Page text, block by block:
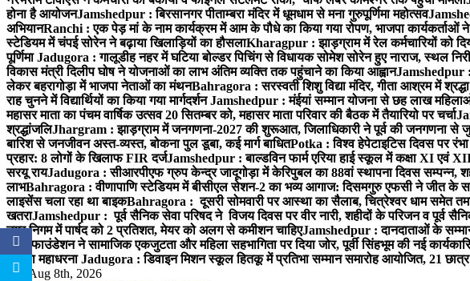
होना है आयोजनJamshedpur : बिरसानगर पीताम्बरा मंदिर में धूमधाम से मना गुरुपूर्णिमा महोत्सव
अभियानRanchi : एक पेड़ मां के नाम कार्यक्रम में आम के पौधे का किया गया रोपण, भाजपा कार्यकर्ताओं
स्टेडियम में चंपई सोरेन ने बढ़ाया खिलाड़ियों का हौसलाKharagpur : झाड़ग्राम में रेल कर्मचारियों को
पूर्णिमाJadugora : गालूडीह नहर में घटिया बोल्डर पिचिंग से विधायक सोमेश सोरेन हुए नाराज, स्थल
विकास मंत्री दिलीप घोष ने योजनाओं का लाभ अंतिम व्यक्ति तक पहुंचाने का किया आह्वानJamshedpur :
लेकर बहरागोड़ा में भाजपा नेताओं का मंथनBahragora : सरस्वती शिशु विद्या मंदिर, गीता आश्रम में
राह चुनने में विद्यार्थियों का किया गया मार्गदर्शनJamshedpur : मंईयां सम्मान योजना से छह लाख
महासर माता का पंचम वार्षिक उत्सव 20 सितम्बर को, महासर माता परिवार की बैठक में तैयारियो पर चर्चा
श्रद्धांजलिJhargram : झाड़ग्राम में जनगणना-2027 की शुरूआत, जिलाधिकारी ने पूर्व की जनगणना से
बारिश से जनजीवन अस्त-व्यस्त, बोकना पुल डूबा, कई मार्ग बाधितPotka : विश्व हेपेटाइटिस दिवस पर
प्रहार: 8 लोगों के खिलाफ FIR दर्जJamshedpur : बाल्डविन फार्म एरिया हाई स्कूल में कक्षा XI एवं XII
सरयू रायJadugora : सीआरपीएफ ग्रुप केन्द्र जादूगोड़ा में केरिपुबल का 88वां स्थापना दिवस सम्पन्न,
लाभBahragora : वीणापाणि स्टेडियम में बीसीएल सेशन-2 का भव्य आगाज: दिसमगुरु एफसी ने जीत के
लाइसेंस चला रहा था बाइकBahragora : दूसरी सोमवारी पर आस्था का सैलाब, चित्रेश्वर धाम समेत
खतराJamshedpur : पूर्व सैनिक सेवा परिषद ने विजय दिवस पर वीर नारी, शहीदों के परिजन व पूर्व
नगर निगम में पार्षद को 2 प्रतिशत, मेयर को अलग से कमीशन चाहिएJamshedpur : दानदाताओं के सम्मान
विप्र फाउंडेशन ने सामाजिक एकजुटता और महिला सहभागिता पर दिया जोर, पूर्वी सिंहभूम की नई
में होगा महाधरनाJadugora : डिवाइन मिशन स्कूल हितकू में प्रतिभा सम्मान समारोह आयोजित, 21
Sat. Aug 8th, 2026